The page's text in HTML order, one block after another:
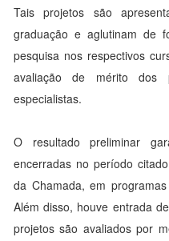
Tais projetos são
graduação e aglutinam de
pesquisa nos respectivos
avaliação de mérito dos
especialistas.
O resultado preliminar
encerradas no período
da Chamada, em
Além disso, houve entrada
projetos são avaliados por